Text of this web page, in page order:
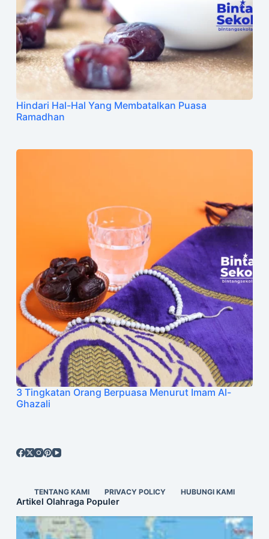
Hindari Hal-Hal Yang Membatalkan Puasa
Ramadhan
3 Tingkatan Orang Berpuasa Menurut Imam Al-
Ghazali
TENTANG KAMI PRIVACY POLICY HUBUNGI KAMI
Artikel Olahraga Populer